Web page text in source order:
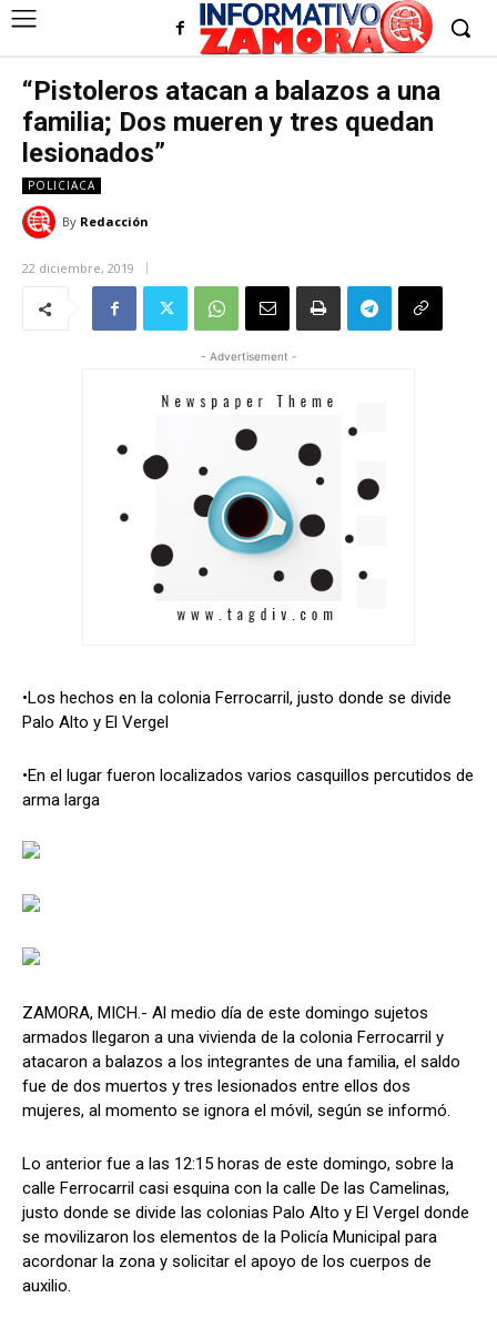
“Pistoleros atacan a balazos a una
familia; Dos mueren y tres quedan
lesionados”
POLICIACA
By Redacción
22 diciembre, 2019
- Advertisement -
•Los hechos en la colonia Ferrocarril, justo donde se divide
Palo Alto y El Vergel
•En el lugar fueron localizados varios casquillos percutidos de
arma larga
ZAMORA, MICH.- Al medio día de este domingo sujetos
armados llegaron a una vivienda de la colonia Ferrocarril y
atacaron a balazos a los integrantes de una familia, el saldo
fue de dos muertos y tres lesionados entre ellos dos
mujeres, al momento se ignora el móvil, según se informó.
Lo anterior fue a las 12:15 horas de este domingo, sobre la
calle Ferrocarril casi esquina con la calle De las Camelinas,
justo donde se divide las colonias Palo Alto y El Vergel donde
se movilizaron los elementos de la Policía Municipal para
acordonar la zona y solicitar el apoyo de los cuerpos de
auxilio.